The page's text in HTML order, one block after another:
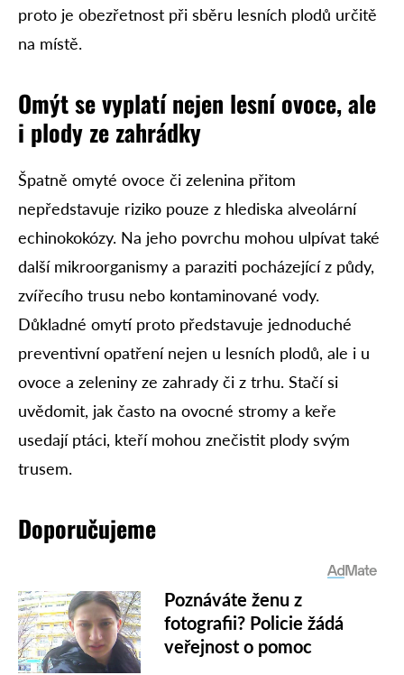
proto je obezřetnost při sběru lesních plodů určitě
na místě.
Omýt se vyplatí nejen lesní ovoce, ale
i plody ze zahrádky
Špatně omyté ovoce či zelenina přitom
nepředstavuje riziko pouze z hlediska alveolární
echinokokózy. Na jeho povrchu mohou ulpívat také
další mikroorganismy a paraziti pocházející z půdy,
zvířecího trusu nebo kontaminované vody.
Důkladné omytí proto představuje jednoduché
preventivní opatření nejen u lesních plodů, ale i u
ovoce a zeleniny ze zahrady či z trhu. Stačí si
uvědomit, jak často na ovocné stromy a keře
usedají ptáci, kteří mohou znečistit plody svým
trusem.
Doporučujeme